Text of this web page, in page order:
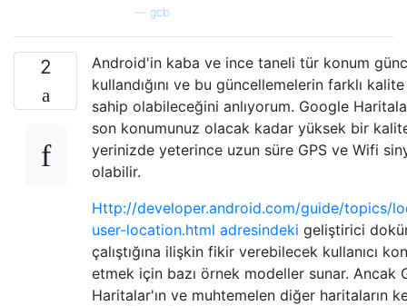
gcb
2
Android'in kaba ve ince taneli tür konum
kullandığını ve bu güncellemelerin farklı
sahip olabileceğini anlıyorum. Google
son konumunuz olacak kadar yüksek bir
yerinizde yeterince uzun süre GPS ve Wifi
olabilir.
Http://developer.android.com/guide/topics/
user-location.html adresindeki geliştirici
çalıştığına ilişkin fikir verebilecek kullanıcı
etmek için bazı örnek modeller sunar. Ancak
Haritalar'ın ve muhtemelen diğer haritaların